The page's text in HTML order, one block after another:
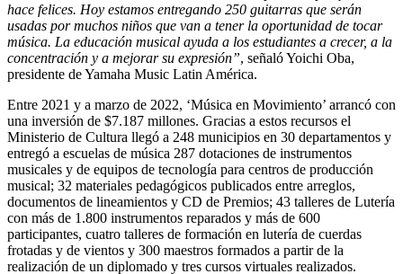
hace felices. Hoy estamos entregando 250 guitarras que serán
usadas por muchos niños que van a tener la oportunidad de tocar
música. La educación musical ayuda a los estudiantes a crecer, a la
concentración y a mejorar su expresión”, señaló Yoichi Oba,
presidente de Yamaha Music Latin América.
Entre 2021 y a marzo de 2022, ‘Música en Movimiento’ arrancó con
una inversión de $7.187 millones. Gracias a estos recursos el
Ministerio de Cultura llegó a 248 municipios en 30 departamentos y
entregó a escuelas de música 287 dotaciones de instrumentos
musicales y de equipos de tecnología para centros de producción
musical; 32 materiales pedagógicos publicados entre arreglos,
documentos de lineamientos y CD de Premios; 43 talleres de Lutería
con más de 1.800 instrumentos reparados y más de 600
participantes, cuatro talleres de formación en lutería de cuerdas
frotadas y de vientos y 300 maestros formados a partir de la
realización de un diplomado y tres cursos virtuales realizados.